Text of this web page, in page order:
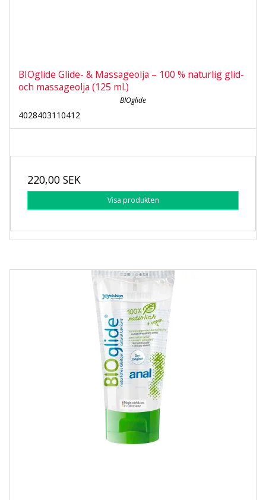
BIOglide Glide- & Massageolja – 100 % naturlig glid-
och massageolja (125 ml.)
BIOglide
4028403110412
220,00 SEK
Visa produkten